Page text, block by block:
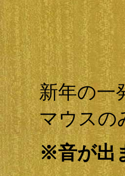
新年の一
マウスの
※音が出